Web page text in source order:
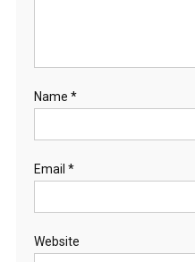
Name *
Email *
Website